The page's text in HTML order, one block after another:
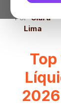
Por Clara
Lima
Top